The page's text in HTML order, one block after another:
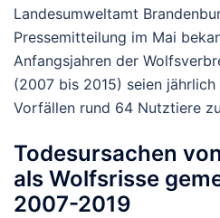
Landesumweltamt
Pressemitteilung im Mai
Anfangsjahren der
(2007 bis 2015) seien
Vorfällen rund 64 Nutztiere
Todesursachen
als Wolfsrisse
2007-2019